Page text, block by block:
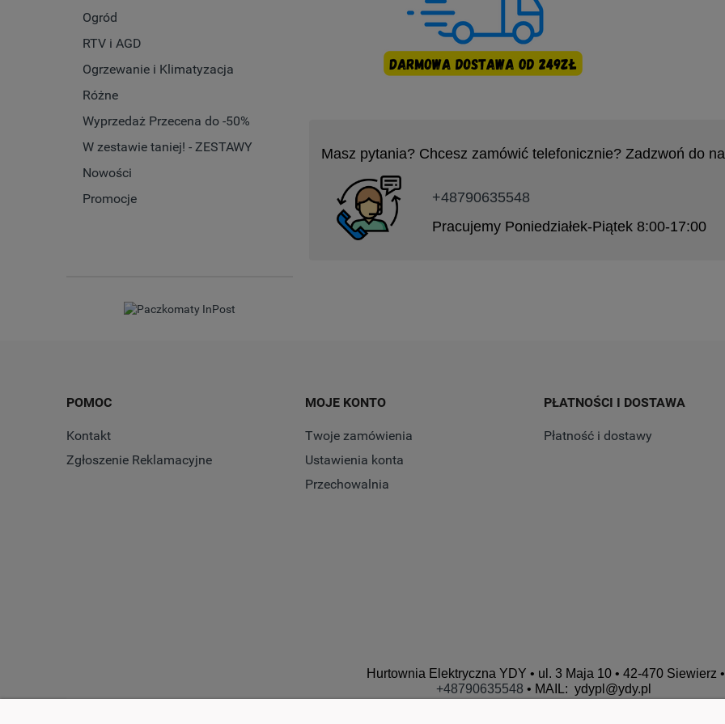
Ogród
RTV i AGD
Ogrzewanie i Klimatyzacja
Różne
Wyprzedaż Przecena do -50%
W zestawie taniej! - ZESTAWY
Nowości
Promocje
Masz pytania? Chcesz zamówić telefonicznie? Zadzwoń do
+48790635548
Pracujemy Poniedziałek-Piątek 8:00-17:00
POMOC
Kontakt
Zgłoszenie Reklamacyjne
MOJE KONTO
Twoje zamówienia
Ustawienia konta
Przechowalnia
PŁATNOŚCI I DOSTAWA
Płatność i dostawy
Hurtownia Elektryczna YDY • ul. 3 Maja 10 • 42-470 Siewierz •
+48790635548 • MAIL: ydypl @ydy.pl